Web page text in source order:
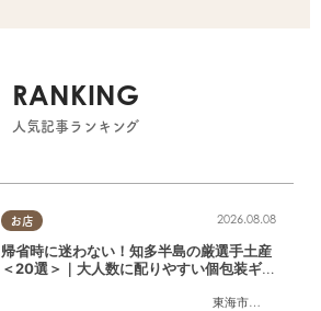
RANKING
人気記事ランキング
お店
東海市
,大府市
2026.08.08
帰省時に迷わない！知多半島の厳選手土産
＜20選＞｜大人数に配りやすい個包装ギフ